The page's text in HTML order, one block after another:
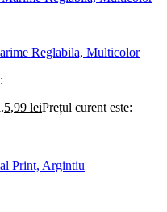
Reglabila, Multicolor
5,99 leiPrețul curent este: